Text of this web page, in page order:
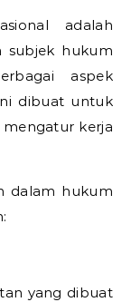
adalah
subjek hukum
aspek
dibuat untuk
kerja
dalam hukum
yang dibuat